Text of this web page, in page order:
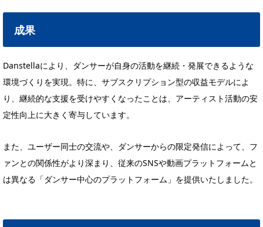
成果
Danstellaにより、ダンサーが自身の活動を継続・発展できるような
環境づくりを実現。特に、サブスクリプション型の収益モデルによ
り、継続的な支援を受けやすくなったことは、アーティスト活動の安
定性向上に大きく寄与しています。
また、ユーザー同士の交流や、ダンサーからの限定発信によって、フ
ァンとの関係性がより深まり、従来のSNSや動画プラットフォームと
は異なる「ダンサー中心のプラットフォーム」を提供いたしました。